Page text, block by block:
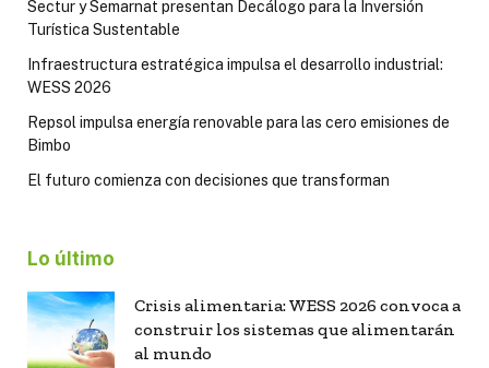
Sectur y Semarnat presentan Decálogo para la Inversión
Turística Sustentable
Infraestructura estratégica impulsa el desarrollo industrial:
WESS 2026
Repsol impulsa energía renovable para las cero emisiones de
Bimbo
El futuro comienza con decisiones que transforman
Lo último
Crisis alimentaria: WESS 2026 convoca a
construir los sistemas que alimentarán
al mundo